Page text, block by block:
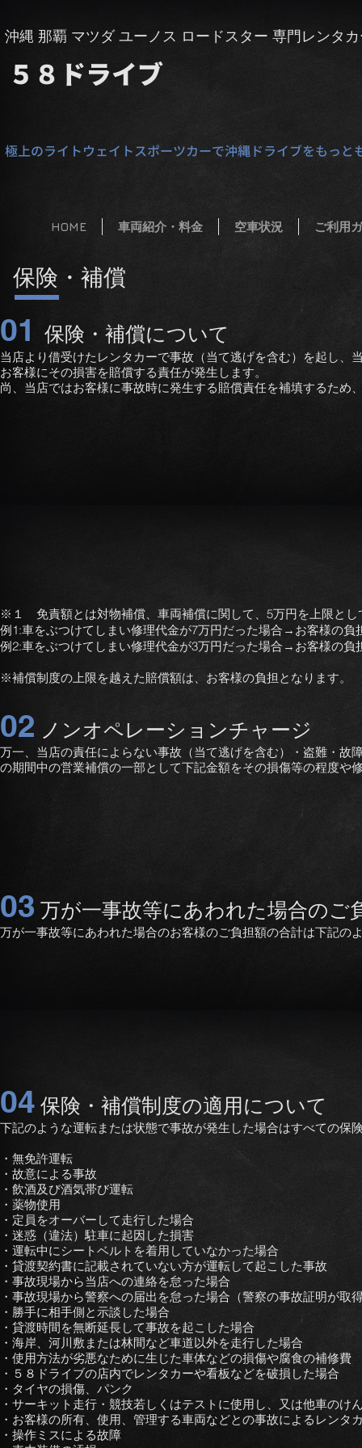
沖縄 那覇 マツダ ユーノス ロードスター 専門レンタ
５８ ​ドライブ
極上のライトウェイトスポーツカーで沖縄ドライブをもっ
HOME 車両紹介・料金 空車状況 ご利用
保険・補償
01 保険・補償について
当店より借受けたレンタカーで事故（当て逃げを含む）を起し、
お客様にその損害を賠償する責任が発生します。
尚、当店ではお客様に事故時に発生する賠償責任を補填するため
※１ 免責額とは対物補償、車両補償に関して、5万円を上限とし
例1:車をぶつけてしまい修理代金が7万円だった場合→お客様の負
例2:車をぶつけてしまい修理代金が3万円だった場合→お客様の負
※補償制度の上限を越えた賠償額は、お客様の負担となります。
02 ノンオペレーションチャージ
万一、当店の責任によらない事故（当て逃げを含む）・盗難・
の期間中の営業補償の一部として下記金額をその損傷等の程度や
03 万が一事故等にあわれた場合のご
万が一事故等にあわれた場合のお客様のご負担額の合計は下記の
04 保険・補償制度の適用について
下記のような運転または状態で事故が発生した場合はすべての保
・無免許運転
・故意による事故
・飲酒及び酒気帯び運転
・薬物使用
・定員をオーバーして走行した場合
・迷惑（違法）駐車に起因した損害
・運転中にシートベルトを着用していなかった場合
・貸渡契約書に記載されていない方が運転して起こした事故
・事故現場から当店への連絡を怠った場合
・事故現場から警察への届出を怠った場合（警察の事故証明が取
・勝手に相手側と示談した場合
・貸渡時間を無断延長して事故を起こした場合
・海岸、河川敷または林間など車道以外を走行した場合
・使用方法が劣悪なために生じた車体などの損傷や腐食の補修費
・５８ドライブの店内でレンタカーや看板などを破損した場合
・タイヤの損傷、パンク
・サーキット走行・競技若しくはテストに使用し、又は他車のけ
・お客様の所有、使用、管理する車両などとの事故によるレンタ
・操作ミスによる故障